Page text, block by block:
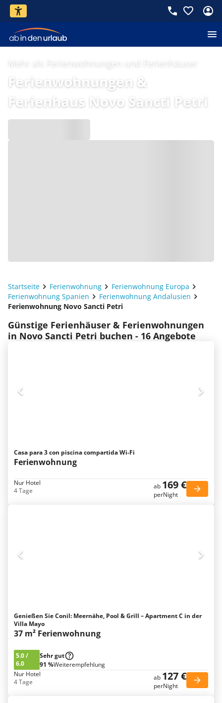
Mehr als Ferienwohnungen und Ferienhäuser
Ferienwohnungen &
Ferienhaus Novo Sancti Petri
Startseite Ferienwohnung
Ferienwohnung Europa
Ferienwohnung Spanien
Ferienwohnung Andalusien
Ferienwohnung Novo Sancti Petri
Günstige Ferienhäuser & Ferienwohnungen
in Novo Sancti Petri buchen - 16 Angebote
Casa para 3 con piscina compartida Wi-Fi
Ferienwohnung
Nur Hotel
4 Tage
ab 169 €
perNight
Genießen Sie Conil: Meernähe, Pool & Grill – Apartment C in der
Villa Mayo
37 m² Ferienwohnung
5.0/
6.0
Sehr gut
91 %Weiterempfehlung
Nur Hotel
4 Tage
ab 127 €
perNight